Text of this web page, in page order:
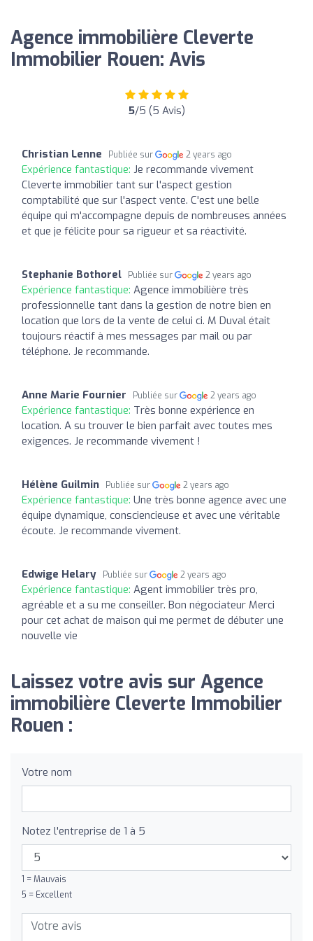
Agence immobilière Cleverte
Immobilier Rouen: Avis
5/5 (5 Avis)
Christian Lenne Publiée sur 2 years ago
Expérience fantastique: Je recommande vivement
Cleverte immobilier tant sur l'aspect gestion
comptabilité que sur l'aspect vente. C'est une belle
équipe qui m'accompagne depuis de nombreuses années
et que je félicite pour sa rigueur et sa réactivité.
Stephanie Bothorel Publiée sur 2 years ago
Expérience fantastique: Agence immobilière très
professionnelle tant dans la gestion de notre bien en
location que lors de la vente de celui ci. M Duval était
toujours réactif à mes messages par mail ou par
téléphone. Je recommande.
Anne Marie Fournier Publiée sur 2 years ago
Expérience fantastique: Très bonne expérience en
location. A su trouver le bien parfait avec toutes mes
exigences. Je recommande vivement !
Hélène Guilmin Publiée sur 2 years ago
Expérience fantastique: Une très bonne agence avec une
équipe dynamique, consciencieuse et avec une véritable
écoute. Je recommande vivement.
Edwige Helary Publiée sur 2 years ago
Expérience fantastique: Agent immobilier très pro,
agréable et a su me conseiller. Bon négociateur Merci
pour cet achat de maison qui me permet de débuter une
nouvelle vie
Laissez votre avis sur Agence
immobilière Cleverte Immobilier
Rouen :
Votre nom
Notez l'entreprise de 1 à 5
1 = Mauvais
5 = Excellent